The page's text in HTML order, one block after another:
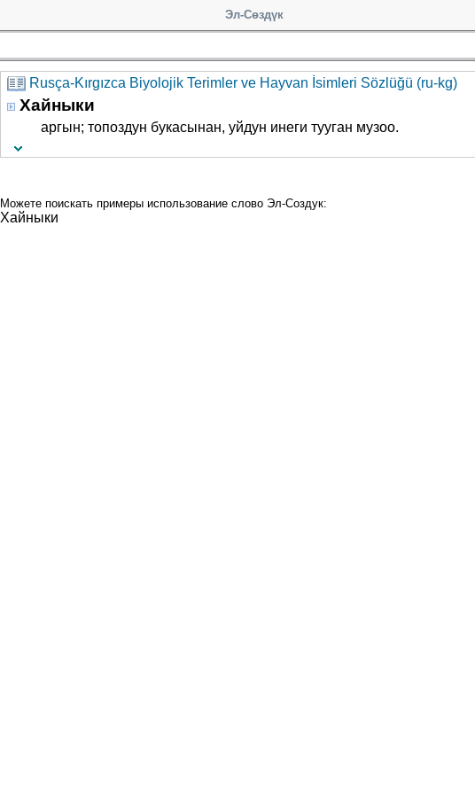
Эл-Сөздүк
Rusça-Kırgızca Biyolojik Terimler ve Hayvan İsimleri Sözlüğü (ru-kg)
Хайныки
аргын; топоздун букасынан, уйдун инеги тууган музоо.
Можете поискать примеры использование слово Эл-Создук:
Хайныки